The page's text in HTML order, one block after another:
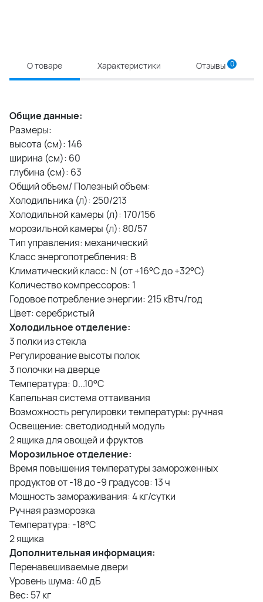
О товаре Характеристики Отзывы 0
Общие данные:
Размеры:
высота (см): 146
ширина (см): 60
глубина (см): 63
Общий объем/ Полезный объем:
Холодильника (л): 250/213
Холодильной камеры (л): 170/156
морозильной камеры (л): 80/57
Тип управления: механический
Класс энергопотребления: B
Климатический класс: N (от +16°С до +32°С)
Количество компрессоров: 1
Годовое потребление энергии: 215 кВтч/год
Цвет: серебристый
Холодильное отделение:
3 полки из стекла
Регулирование высоты полок
3 полочки на дверце
Температура: 0...10°С
Капельная система оттаивания
Возможность регулировки температуры: ручная
Освещение: светодиодный модуль
2 ящика для овощей и фруктов
Морозильное отделение:
Время повышения температуры замороженных
продуктов от -18 до -9 градусов: 13 ч
Мощность замораживания: 4 кг/сутки
Ручная разморозка
Температура: -18°С
2 ящика
Дополнительная информация:
Перенавешиваемые двери
Уровень шума: 40 дБ
Вес: 57 кг